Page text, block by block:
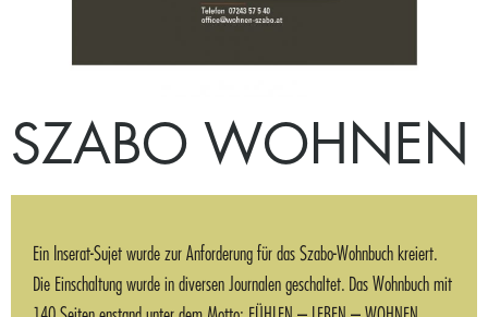
SZABO WOHNEN
Ein Inserat-Sujet wurde zur Anforderung für das Szabo-Wohnbuch kreiert.
Die Einschaltung wurde in diversen Journalen geschaltet. Das Wohnbuch mit